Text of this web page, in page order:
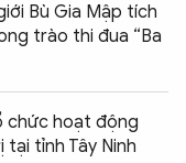
Bù Gia Mập tích
trào thi đua “Ba
chức hoạt động
tỉnh Tây Ninh